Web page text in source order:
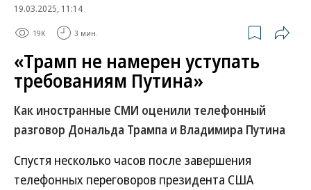
19.03.2025, 11:14
19K 3 мин.
«Трамп не намерен уступать
требованиям Путина»
Как иностранные СМИ оценили телефонный
разговор Дональда Трампа и Владимира Путина
Спустя несколько часов после завершения
телефонных переговоров президента США